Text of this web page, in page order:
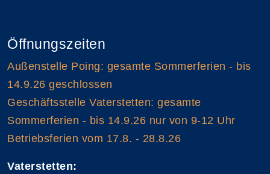
Öffnungszeiten
Außenstelle Poing: gesamte Sommerferien - bis
14.9.26 geschlossen
Geschäftsstelle Vaterstetten: gesamte
Sommerferien - bis 14.9.26 nur von 9-12 Uhr
Betriebsferien vom 17.8. - 28.8.26
Vaterstetten: